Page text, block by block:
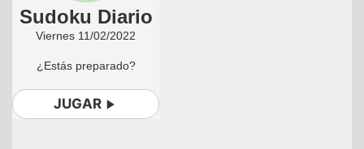
Sudoku Diario
Viernes 11/02/2022
¿Estás preparado?
JUGAR